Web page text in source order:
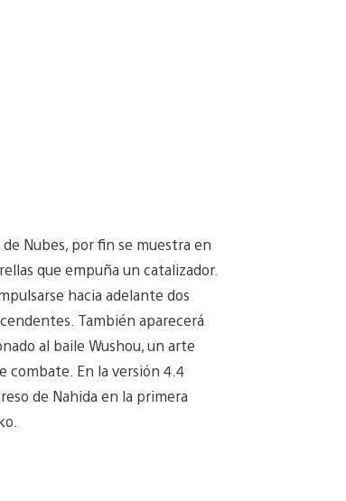
de Nubes, por fin se muestra en
que empuña un catalizador.
hacia adelante dos
También aparecerá
al baile Wushou, un arte
combate. En la versión 4.4
de Nahida en la primera